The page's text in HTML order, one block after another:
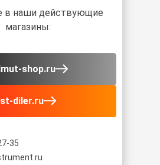
35
в наши действующие
магазины:
shop.ru
st-diler.ru